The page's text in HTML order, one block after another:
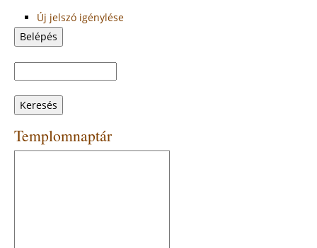
Új jelszó igénylése
Keresés
űrlap
Templomnaptár